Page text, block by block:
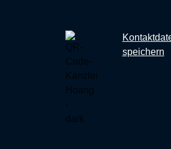
speichern